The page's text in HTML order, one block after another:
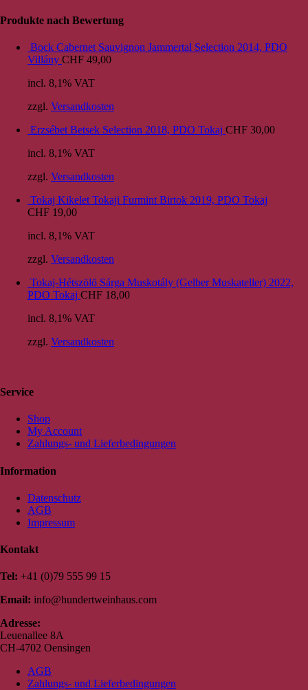
Produkte nach Bewertung
Bock Cabernet Sauvignon Jammertal Selection 2014, PDO
Villány CHF 49,00
incl. 8,1% VAT
zzgl. Versandkosten
Erzsébet Betsek Selection 2018, PDO Tokaj CHF 30,00
incl. 8,1% VAT
zzgl. Versandkosten
Tokaj Kikelet Tokaji Furmint Birtok 2019, PDO Tokaj
CHF 19,00
incl. 8,1% VAT
zzgl. Versandkosten
Tokaj-Hétszölö Sárga Muskotály (Gelber Muskateller) 2022,
PDO Tokaj CHF 18,00
incl. 8,1% VAT
zzgl. Versandkosten
Service
Shop
My Account
Zahlungs- und Lieferbedingungen
Information
Datenschutz
AGB
Impressum
Kontakt
Tel: +41 (0)79 555 99 15
Email: info@hundertweinhaus.com
Adresse:
Leuenallee 8A
CH-4702 Oensingen
AGB
Zahlungs- und Lieferbedingungen